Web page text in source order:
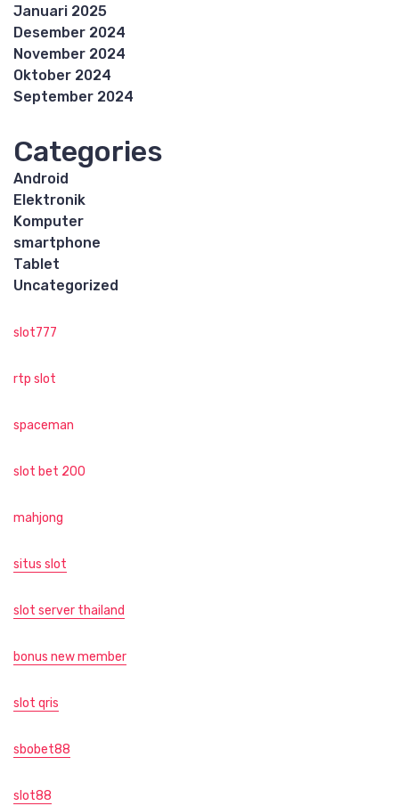
Januari 2025
Desember 2024
November 2024
Oktober 2024
September 2024
Categories
Android
Elektronik
Komputer
smartphone
Tablet
Uncategorized
slot777
rtp slot
spaceman
slot bet 200
mahjong
situs slot
slot server thailand
bonus new member
slot qris
sbobet88
slot88